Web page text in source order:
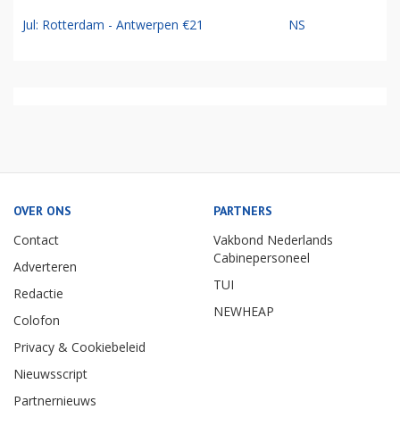
Jul: Rotterdam - Antwerpen €21 NS
OVER ONS
Contact
Adverteren
Redactie
Colofon
Privacy & Cookiebeleid
Nieuwsscript
Partnernieuws
PARTNERS
Vakbond Nederlands
Cabinepersoneel
TUI
NEWHEAP